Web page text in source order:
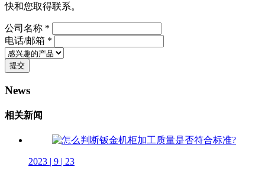
快和您取得联系。
公司名称 *
电话/邮箱 *
提交
News
相关新闻
2023 | 9 | 23